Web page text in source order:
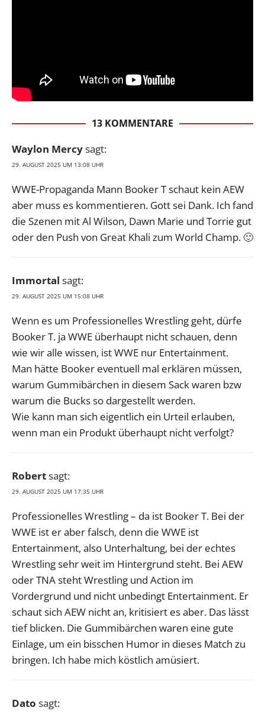
13 KOMMENTARE
Waylon Mercysagt:
29. AUGUST 2025 UM 13:08 UHR
WWE-Propaganda Mann Booker T schaut kein AEW
aber muss es kommentieren. Gott sei Dank. Ich fand
die Szenen mit Al Wilson, Dawn Marie und Torrie gut
oder den Push von Great Khali zum World Champ. 🙂
Immortal sagt:
29. AUGUST 2025 UM 15:08 UHR
Wenn es um Professionelles Wrestling geht, dürfe
Booker T. ja WWE überhaupt nicht schauen, denn
wie wir alle wissen, ist WWE nur Entertainment.
Man hätte Booker eventuell mal erklären müssen,
warum Gummibärchen in diesem Sack waren bzw
warum die Bucks so dargestellt werden.
Wie kann man sich eigentlich ein Urteil erlauben,
wenn man ein Produkt überhaupt nicht verfolgt?
Robertsagt:
29. AUGUST 2025 UM 17:35 UHR
Professionelles Wrestling – da ist Booker T. Bei der
WWE ist er aber falsch, denn die WWE ist
Entertainment, also Unterhaltung, bei der echtes
Wrestling sehr weit im Hintergrund steht. Bei AEW
oder TNA steht Wrestling und Action im
Vordergrund und nicht unbedingt Entertainment. Er
schaut sich AEW nicht an, kritisiert es aber. Das lässt
tief blicken. Die Gummibärchen waren eine gute
Einlage, um ein bisschen Humor in dieses Match zu
bringen. Ich habe mich köstlich amüsiert.
Dato sagt: